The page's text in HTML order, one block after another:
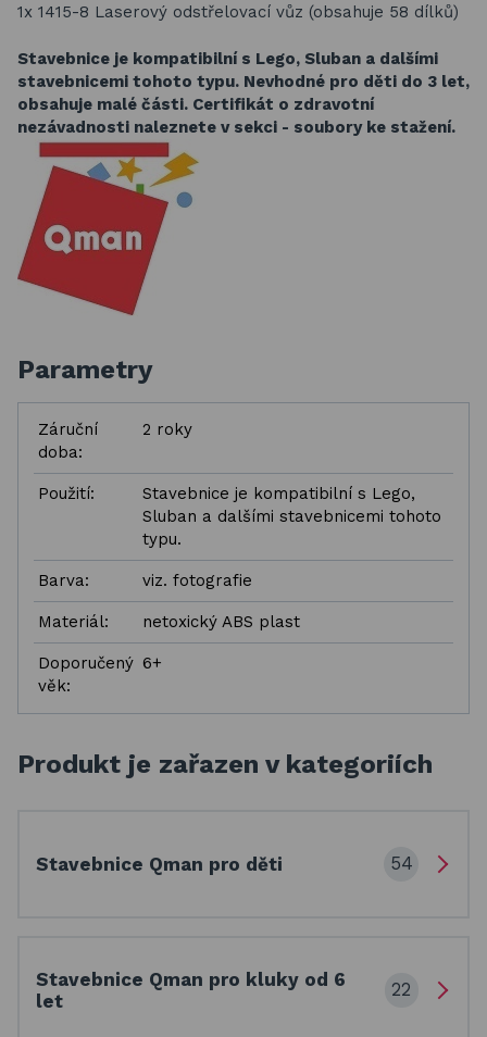
1x 1415-8 Laserový odstřelovací vůz (obsahuje 58 dílků)
Stavebnice je kompatibilní s Lego, Sluban a dalšími
stavebnicemi tohoto typu. Nevhodné pro děti do 3 let,
obsahuje malé části. Certifikát o zdravotní
nezávadnosti naleznete v sekci - soubory ke stažení.
Parametry
Záruční
doba:
2 roky
Použití:
Stavebnice je kompatibilní s Lego,
Sluban a dalšími stavebnicemi tohoto
typu.
Barva: viz. fotografie
Materiál: netoxický ABS plast
Doporučený
věk:
6+
Produkt je zařazen v kategoriích
Stavebnice Qman pro děti 54
Stavebnice Qman pro kluky od 6
let
22